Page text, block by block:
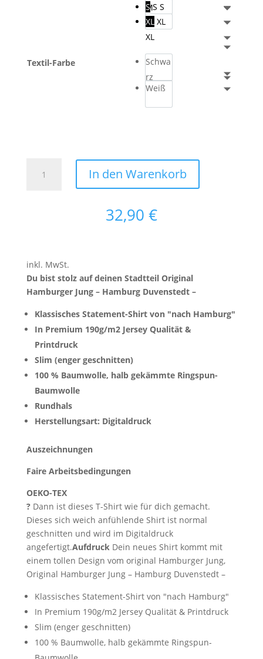
M
S S S
XL XL
XL
Textil-Farbe
Schwa
rz
Weiß
Shirt
Duvenstedt
Menge
In den Warenkorb
32,90 €
inkl. MwSt.
Du bist stolz auf deinen Stadtteil Original
Hamburger Jung – Hamburg Duvenstedt –
Klassisches Statement-Shirt von "nach Hamburg"
In Premium 190g/m2 Jersey Qualität &
Printdruck
Slim (enger geschnitten)
100 % Baumwolle, halb gekämmte Ringspun-
Baumwolle
Rundhals
Herstellungsart: Digitaldruck
Auszeichnungen
Faire Arbeitsbedingungen
OEKO-TEX
?Dann ist dieses T-Shirt wie für dich gemacht.
Dieses sich weich anfühlende Shirt ist normal
geschnitten und wird im Digitaldruck
angefertigt.AufdruckDein neues Shirt kommt mit
einem tollen Design vom original Hamburger Jung,
Original Hamburger Jung – Hamburg Duvenstedt –
Klassisches Statement-Shirt von "nach Hamburg"
In Premium 190g/m2 Jersey Qualität & Printdruck
Slim (enger geschnitten)
100 % Baumwolle, halb gekämmte Ringspun-